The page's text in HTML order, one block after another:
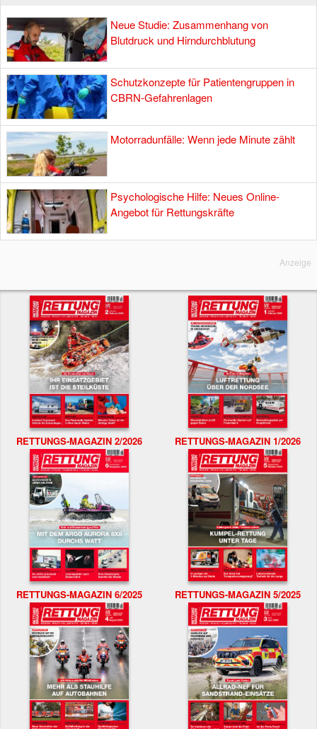
Neue Studie: Zusammenhang von
Blutdruck und Hirndurchblutung
Schutzkonzepte für Patientengruppen in
CBRN-Gefahrenlagen
Motorradunfälle: Wenn jede Minute zählt
Psychologische Hilfe: Neues Online-
Angebot für Rettungskräfte
Anzeige
RETTUNGS-MAGAZIN 2/2026 RETTUNGS-MAGAZIN 1/2026
RETTUNGS-MAGAZIN 6/2025 RETTUNGS-MAGAZIN 5/2025